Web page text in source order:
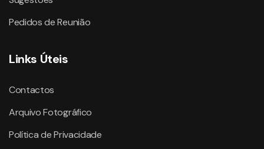
Pedidos de Reunião
Links Úteis
Contactos
Arquivo Fotográfico
Política de Privacidade